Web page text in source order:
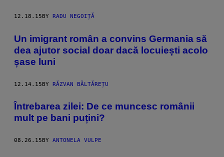
12.18.15 BY RADU NEGOIȚĂ
Un imigrant român a convins Germania să
dea ajutor social doar dacă locuiești acolo
șase luni
12.14.15BY RĂZVAN BĂLTĂREȚU
Întrebarea zilei: De ce muncesc românii
mult pe bani puțini?
08.26.15 BY ANTONELA VULPE